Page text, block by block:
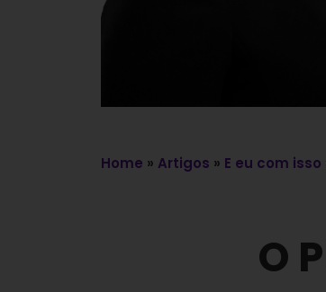
Home » Artigos » E eu com isso
O